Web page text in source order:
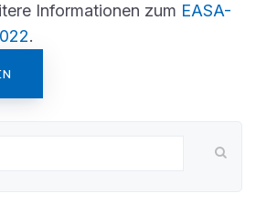
Informationen zum EASA-
.